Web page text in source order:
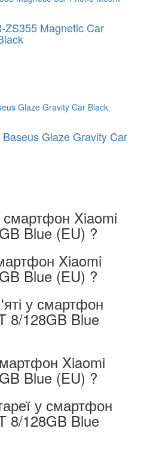
ZS355 Magnetic Car
Glaze Gravity Car
смартфон Xiaomi
Blue (EU) ?
Xiaomi
Blue (EU) ?
у смартфон
8/128GB Blue
Xiaomi
Blue (EU) ?
у смартфон
8/128GB Blue